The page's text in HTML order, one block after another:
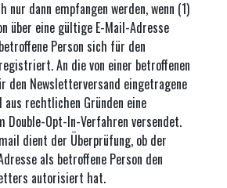
nur dann empfangen werden, wenn (1)
über eine gültige E-Mail-Adresse
Person sich für den
An die von einer betroffenen
den Newsletterversand eingetragene
rechtlichen Gründen eine
Double-Opt-In-Verfahren versendet.
dient der Überprüfung, ob der
als betroffene Person den
autorisiert hat.